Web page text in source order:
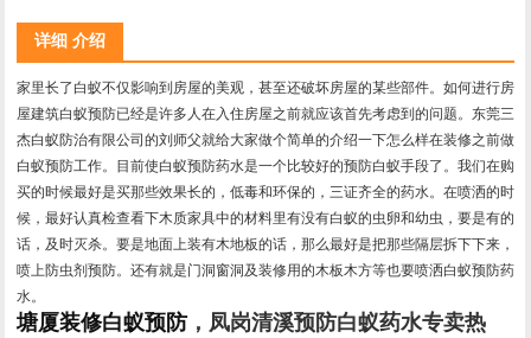
详细 介绍
家里长了白蚁不仅影响到房屋的美观，甚至还破坏房屋的某些部件。如何进行房
屋建筑白蚁预防已经是许多人在入住房屋之前就应该首先考虑到的问题。东莞三
杰白蚁防治有限公司的刘师父就给大家做个简单的介绍一下怎么样在装修之前做
白蚁预防工作。目前使白蚁预防药水是一个比较好的预防白蚁手段了。我们在购
买的时候最好是买那些效果长的，低毒和环保的，三证齐全的药水。在喷洒的时
候，最好认真检查看下木质家具中的材料里有没有白蚁的虫卵和幼虫，要是有的
话，及时灭杀。要是地面上装有木地板的话，那么最好是把那些隔层拆下下来，
喷上防虫剂预防。还有就是门洞窗洞及装修用的木板木方等也要喷洒白蚁预防药
水。
塘厦装修白蚁预防，凤岗清溪预防白蚁药水专卖热